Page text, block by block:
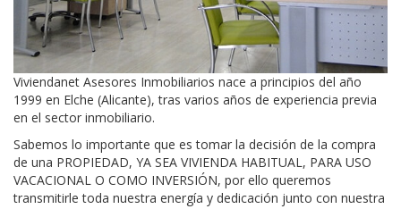
Viviendanet Asesores Inmobiliarios nace a principios del año
1999 en Elche (Alicante), tras varios años de experiencia previa
en el sector inmobiliario.
Sabemos lo importante que es tomar la decisión de la compra
de una PROPIEDAD, YA SEA VIVIENDA HABITUAL, PARA USO
VACACIONAL O COMO INVERSIÓN, por ello queremos
transmitirle toda nuestra energía y dedicación junto con nuestra